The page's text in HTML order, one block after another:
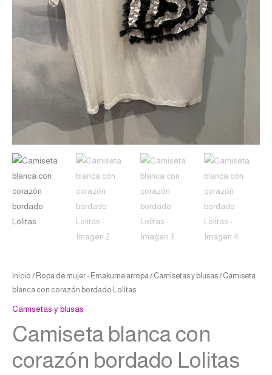
Inicio / Ropa de mujer - Emakume arropa/ Camisetas y blusas/ Camiseta
blanca con corazón bordado Lolitas
Camisetas y blusas
Camiseta blanca con
corazón bordado Lolitas